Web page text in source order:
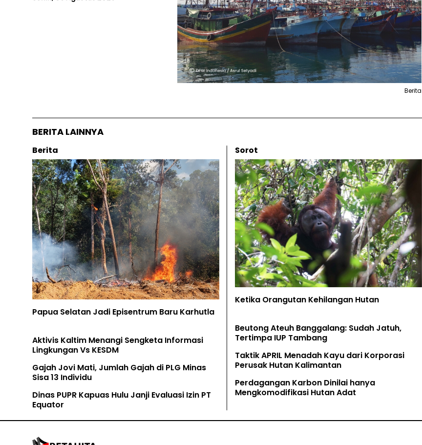
Berita
BERITA LAINNYA
Berita
Papua Selatan Jadi Episentrum Baru Karhutla
Aktivis Kaltim Menangi Sengketa Informasi
Lingkungan Vs KESDM
Gajah Jovi Mati, Jumlah Gajah di PLG Minas
Sisa 13 Individu
Dinas PUPR Kapuas Hulu Janji Evaluasi Izin PT
Equator
Sorot
Ketika Orangutan Kehilangan Hutan
Beutong Ateuh Banggalang: Sudah Jatuh,
Tertimpa IUP Tambang
Taktik APRIL Menadah Kayu dari Korporasi
Perusak Hutan Kalimantan
Perdagangan Karbon Dinilai hanya
Mengkomodifikasi Hutan Adat